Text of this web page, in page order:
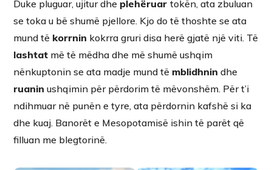
Duke pluguar, ujitur dhe plehëruartokën, ata zbuluan
se toka u bë shumë pjellore. Kjo do të thoshte se ata
mund të korrnin kokrra gruri disa herë gjatë një viti. Të
lashtat më të mëdha dhe më shumë ushqim
nënkuptonin se ata madje mund të mblidhnin dhe
ruanin ushqimin për përdorim të mëvonshëm. Për t’i
ndihmuar në punën e tyre, ata përdornin kafshë si ka
dhe kuaj. Banorët e Mesopotamisë ishin të parët që
filluan me blegtorinë.